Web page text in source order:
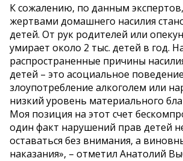
К сожалению, по данным
жертвами домашнего насилия
детей. От рук родителей или
умирает около 2 тыс. детей в год.
распространенные причины
детей – это асоциальное
злоупотребление алкоголем или
низкий уровень материального
Моя позиция на этот счет
один факт нарушений прав детей
оставаться без внимания, а
наказания», – отметил Анатолий